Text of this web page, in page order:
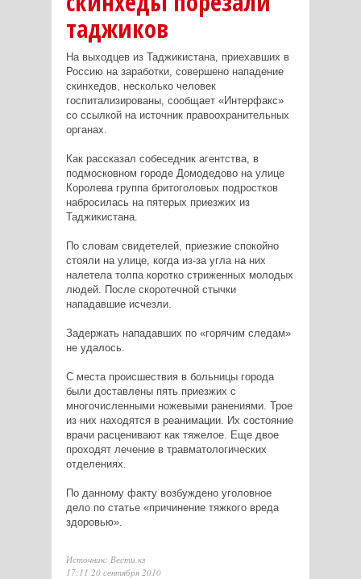
таджиков
На выходцев из Таджикистана, приехавших в
Россию на заработки, совершено нападение
скинхедов, несколько человек
госпитализированы, сообщает «Интерфакс»
со ссылкой на источник правоохранительных
органах.
Как рассказал собеседник агентства, в
подмосковном городе Домодедово на улице
Королева группа бритоголовых подростков
набросилась на пятерых приезжих из
Таджикистана.
По словам свидетелей, приезжие спокойно
стояли на улице, когда из-за угла на них
налетела толпа коротко стриженных молодых
людей. После скоротечной стычки
нападавшие исчезли.
Задержать нападавших по «горячим следам»
не удалось.
С места происшествия в больницы города
были доставлены пять приезжих с
многочисленными ножевыми ранениями. Трое
из них находятся в реанимации. Их состояние
врачи расценивают как тяжелое. Еще двое
проходят лечение в травматологических
отделениях.
По данному факту возбуждено уголовное
дело по статье «причинение тяжкого вреда
здоровью».
Источник: Вести.кз
17:11 20 сентября 2010